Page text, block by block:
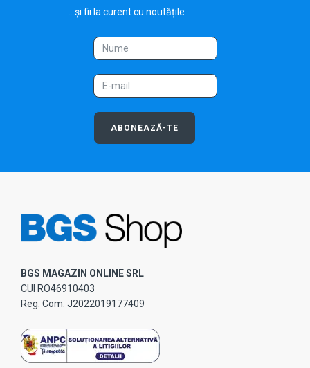
...și fii la curent cu noutățile
ABONEAZĂ-TE
BGS MAGAZIN ONLINE SRL
CUI RO46910403
Reg. Com. J2022019177409